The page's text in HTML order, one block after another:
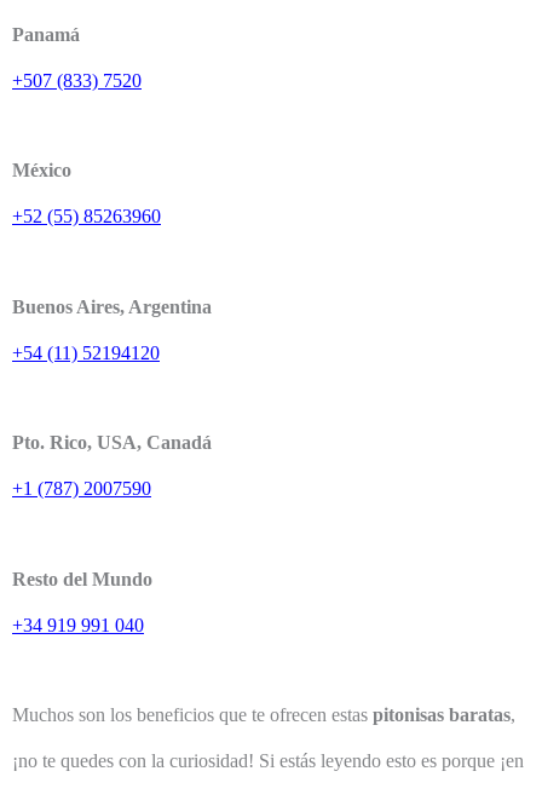
Panamá
+507 (833) 7520
México
+52 (55) 85263960
Buenos Aires, Argentina
+54 (11) 52194120
Pto. Rico, USA, Canadá
+1 (787) 2007590
Resto del Mundo
+34 919 991 040
Muchos son los beneficios que te ofrecen estas pitonisas baratas,
¡no te quedes con la curiosidad! Si estás leyendo esto es porque ¡en